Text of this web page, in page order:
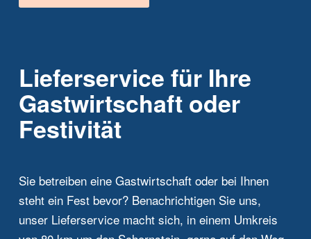
Lieferservice für Ihre
Gastwirtschaft oder
Festivität
Sie betreiben eine Gastwirtschaft oder bei Ihnen
steht ein Fest bevor? Benachrichtigen Sie uns,
unser Lieferservice macht sich, in einem Umkreis